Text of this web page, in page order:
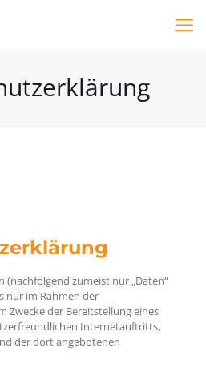
(nachfolgend zumeist nur „Daten“
nur im Rahmen der
Zwecke der Bereitstellung eines
Internetauftritts,
der dort angebotenen